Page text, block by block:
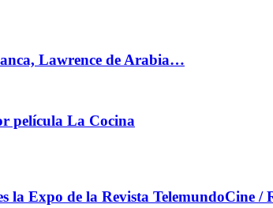
Lawrence de Arabia…
película La Cocina
Expo de la Revista TelemundoCine /